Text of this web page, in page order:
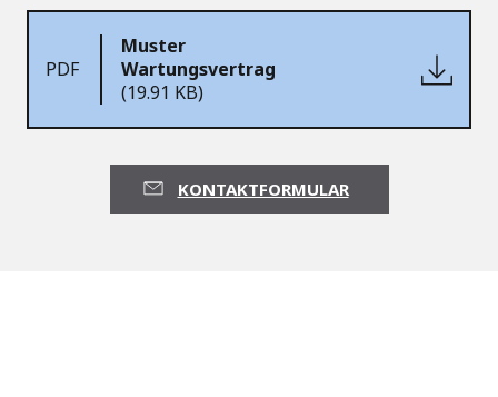
PDF
Muster
Wartungsvertrag
(19.91 KB)
KONTAKTFORMULAR